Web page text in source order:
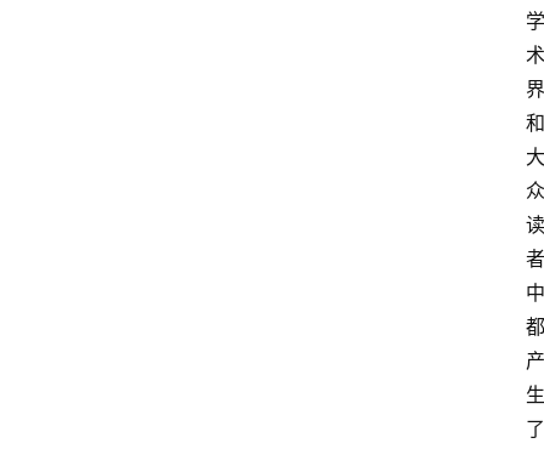
学
术
界
和
大
众
读
者
中
都
产
生
了